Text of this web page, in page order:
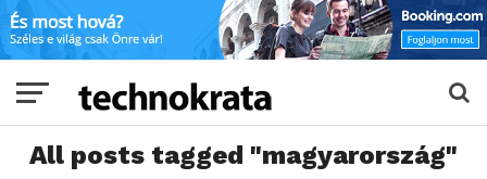
All posts tagged "magyarország"